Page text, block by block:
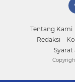
Tentang Kami
Redaksi
Syarat